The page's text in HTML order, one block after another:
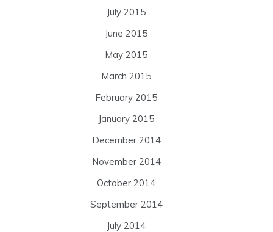
July 2015
June 2015
May 2015
March 2015
February 2015
January 2015
December 2014
November 2014
October 2014
September 2014
July 2014